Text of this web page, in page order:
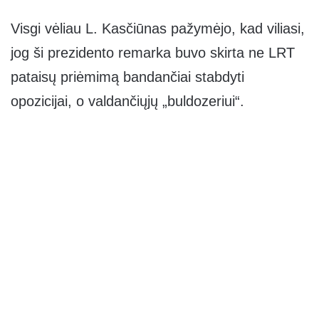
Visgi vėliau L. Kasčiūnas pažymėjo, kad viliasi,
jog ši prezidento remarka buvo skirta ne LRT
pataisų priėmimą bandančiai stabdyti
opozicijai, o valdančiųjų „buldozeriui“.